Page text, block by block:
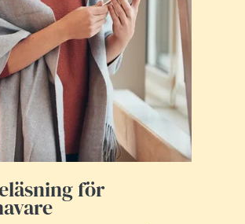
för